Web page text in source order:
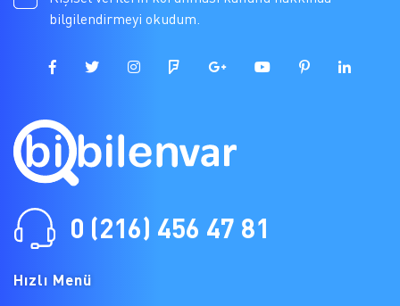
bilgilendirmeyi okudum.
0 (216) 456 47 81
Hızlı Menü